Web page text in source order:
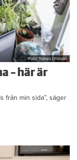
Foto: Tomas Ohlsson
– här är
från min sida”, säger